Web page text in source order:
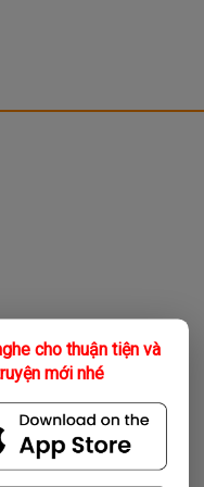
cho thuận tiện và
mới nhé